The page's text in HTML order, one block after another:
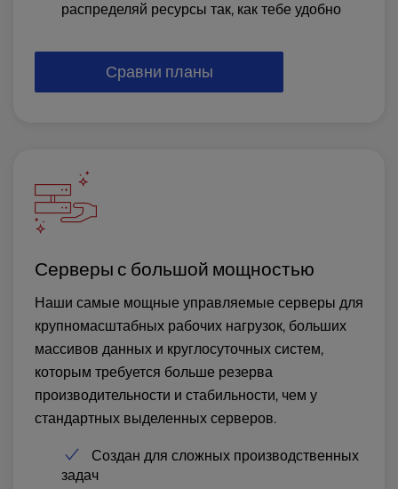
распределяй ресурсы так, как тебе удобно
Сравни планы
Серверы с большой мощностью
Наши самые мощные управляемые серверы для
крупномасштабных рабочих нагрузок, больших
массивов данных и круглосуточных систем,
которым требуется больше резерва
производительности и стабильности, чем у
стандартных выделенных серверов.
Создан для сложных производственных
задач